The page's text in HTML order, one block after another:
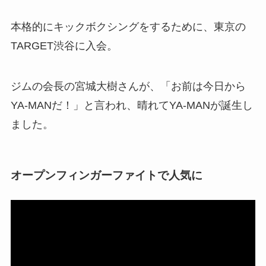
本格的にキックボクシングをするために、東京の
TARGET渋谷に入会。
ジムの会長の宮城大樹さんが、「お前は今日から
YA-MANだ！」と言われ、晴れてYA-MANが誕生し
ました。
オープンフィンガーファイトで人気に